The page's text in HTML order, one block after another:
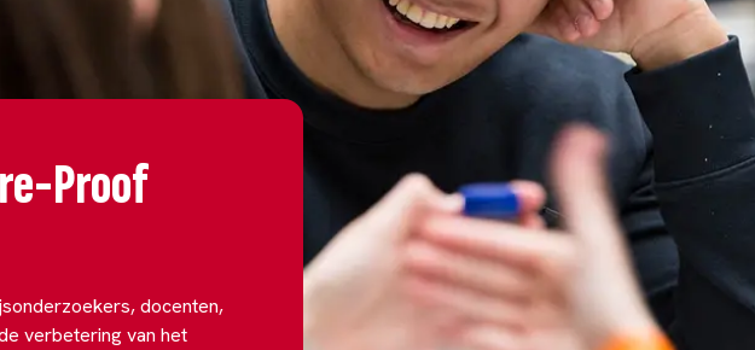
Proof
docenten,
verbetering van het